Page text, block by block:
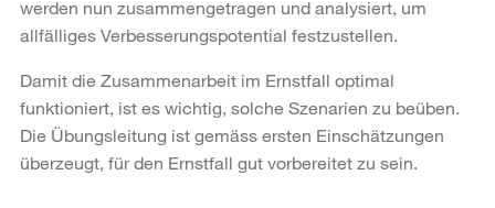
werden nun zusammengetragen und analysiert, um
allfälliges Verbesserungspotential festzustellen.
Damit die Zusammenarbeit im Ernstfall optimal
funktioniert, ist es wichtig, solche Szenarien zu beüben.
Die Übungsleitung ist gemäss ersten Einschätzungen
überzeugt, für den Ernstfall gut vorbereitet zu sein.